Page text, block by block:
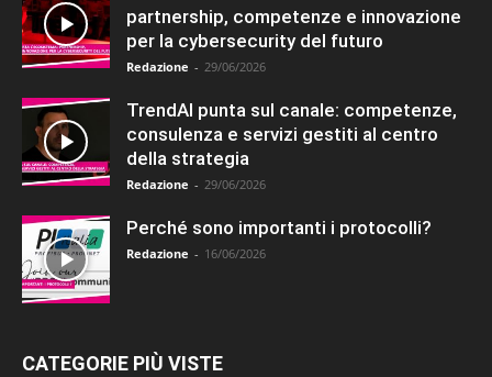
partnership, competenze e innovazione
per la cybersecurity del futuro
Redazione - 29/06/2026
TrendAI punta sul canale: competenze,
consulenza e servizi gestiti al centro
della strategia
Redazione - 29/06/2026
Perché sono importanti i protocolli?
Redazione - 16/06/2026
CATEGORIE PIÙ VISTE